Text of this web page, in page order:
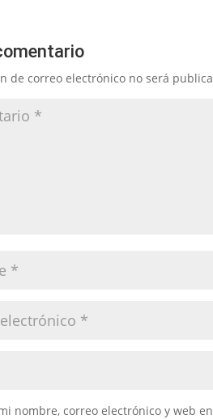
de correo electrónico no será
nombre, correo electrónico y web